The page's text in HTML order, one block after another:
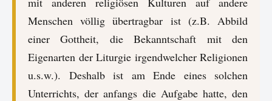
Menschen völlig übertragbar ist (z.B. Abbild
einer Gottheit, die Bekanntschaft mit den
Eigenarten der Liturgie irgendwelcher Religionen
u.s.w.). Deshalb ist am Ende eines solchen
Unterrichts, der anfangs die Aufgabe hatte, den